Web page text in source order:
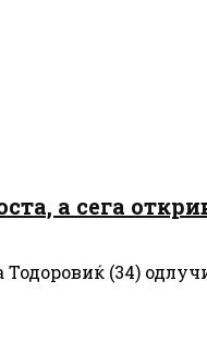
а сега
(34)